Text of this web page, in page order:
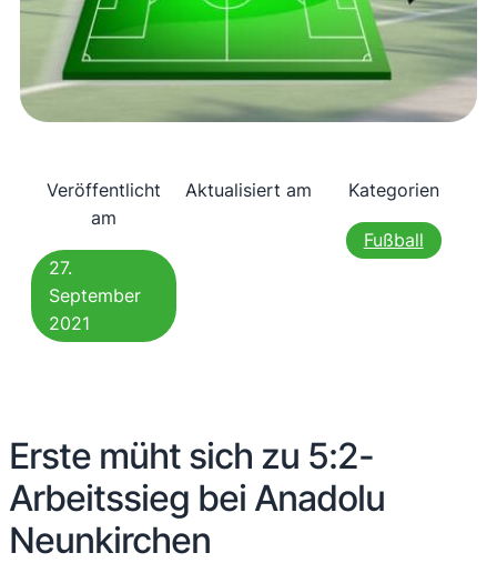
Veröffentlicht
am
27.
September
2021
Aktualisiert am Kategorien
Fußball
Erste müht sich zu 5:2-
Arbeitssieg bei Anadolu
Neunkirchen